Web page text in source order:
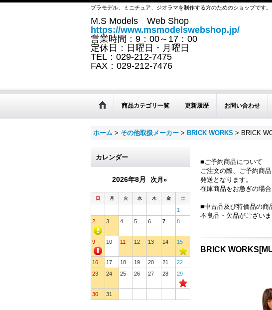
プラモデル、ミニチュア、ジオラマを制作する方のためのショップです
M.S Models Web Shop
https://www.msmodelswebshop.jp/
営業時間：9：00～17：00
定休日：日曜日・月曜日
TEL：029-212-7475
FAX：029-212-7476
商品カテゴリ一覧 更新履歴 お問い合わせ
ホーム > その他取扱メーカー > BRICK WORKS > BRICK
カレンダー
2026年8月 次月»
日 月 火 水 木 金 土
1
2
3 4 5 6 7 8
9 10 11 12 13 14 15
16 17 18 19 20 21
22
23
24 25 26 27 28 29
30 31
■ご予約商品について
ご注文の際、ご予約商
発送となります。
在庫商品をお急ぎの場
■中古品及び特価品の商
不良品・欠品がござい
BRICK